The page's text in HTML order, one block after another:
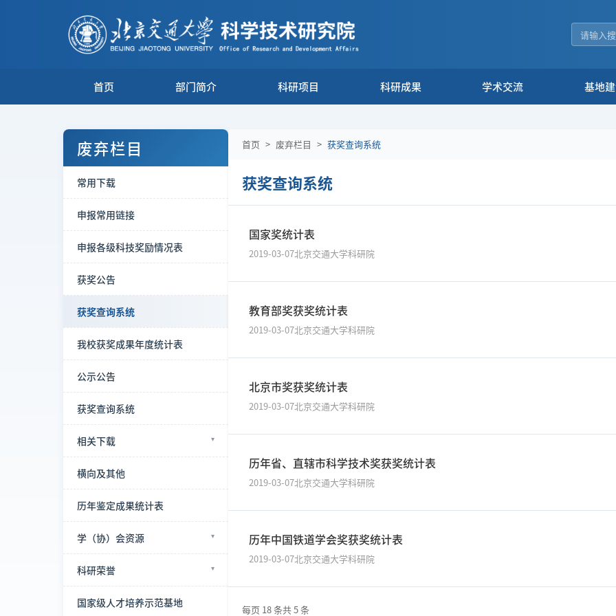
首页 部门简介 科研项目 科研成果 学术交流 基地
废弃栏目
常用下载
申报常用链接
申报各级科技奖励情况表
获奖公告
获奖查询系统
我校获奖成果年度统计表
公示公告
获奖查询系统
相关下载
横向及其他
历年鉴定成果统计表
学（协）会资源
科研荣誉
国家级人才培养示范基地
首页 > 废弃栏目 > 获奖查询系统
获奖查询系统
国家奖统计表
2019-03-07北京交通大学科研院
教育部奖获奖统计表
2019-03-07北京交通大学科研院
北京市奖获奖统计表
2019-03-07北京交通大学科研院
历年省、直辖市科学技术奖获奖统计表
2019-03-07北京交通大学科研院
历年中国铁道学会奖获奖统计表
2019-03-07北京交通大学科研院
每页 18 条共 5 条